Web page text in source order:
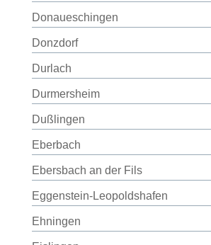
Donaueschingen
Donzdorf
Durlach
Durmersheim
Dußlingen
Eberbach
Ebersbach an der Fils
Eggenstein-Leopoldshafen
Ehningen